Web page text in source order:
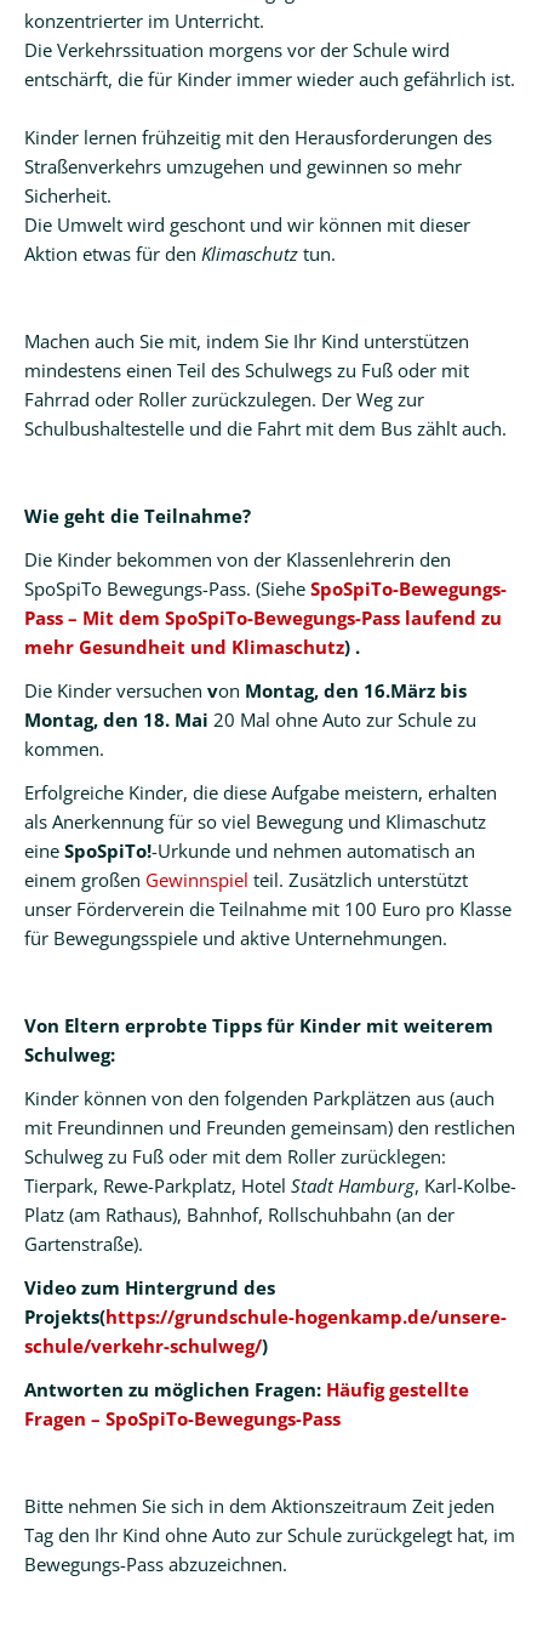
konzentrierter im Unterricht.
Die Verkehrssituation morgens vor der Schule wird
entschärft, die für Kinder immer wieder auch gefährlich ist.
Kinder lernen frühzeitig mit den Herausforderungen des
Straßenverkehrs umzugehen und gewinnen so mehr
Sicherheit.
Die Umwelt wird geschont und wir können mit dieser
Aktion etwas für den Klimaschutz tun.
Machen auch Sie mit, indem Sie Ihr Kind unterstützen
mindestens einen Teil des Schulwegs zu Fuß oder mit
Fahrrad oder Roller zurückzulegen. Der Weg zur
Schulbushaltestelle und die Fahrt mit dem Bus zählt auch.
Wie geht die Teilnahme?
Die Kinder bekommen von der Klassenlehrerin den
SpoSpiTo Bewegungs-Pass. (Siehe SpoSpiTo-Bewegungs-
Pass – Mit dem SpoSpiTo-Bewegungs-Pass laufend zu
mehr Gesundheit und Klimaschutz) .
Die Kinder versuchen von Montag, den 16.März bis
Montag, den 18. Mai 20 Mal ohne Auto zur Schule zu
kommen.
Erfolgreiche Kinder, die diese Aufgabe meistern, erhalten
als Anerkennung für so viel Bewegung und Klimaschutz
eine SpoSpiTo!-Urkunde und nehmen automatisch an
einem großen Gewinnspiel teil. Zusätzlich unterstützt
unser Förderverein die Teilnahme mit 100 Euro pro Klasse
für Bewegungsspiele und aktive Unternehmungen.
Von Eltern erprobte Tipps für Kinder mit weiterem
Schulweg:
Kinder können von den folgenden Parkplätzen aus (auch
mit Freundinnen und Freunden gemeinsam) den restlichen
Schulweg zu Fuß oder mit dem Roller zurücklegen:
Tierpark, Rewe-Parkplatz, Hotel Stadt Hamburg, Karl-Kolbe-
Platz (am Rathaus), Bahnhof, Rollschuhbahn (an der
Gartenstraße).
Video zum Hintergrund des
Projekts(https://grundschule-hogenkamp.de/unsere-
schule/verkehr-schulweg/)
Antworten zu möglichen Fragen: Häufig gestellte
Fragen – SpoSpiTo-Bewegungs-Pass
Bitte nehmen Sie sich in dem Aktionszeitraum Zeit jeden
Tag den Ihr Kind ohne Auto zur Schule zurückgelegt hat, im
Bewegungs-Pass abzuzeichnen.